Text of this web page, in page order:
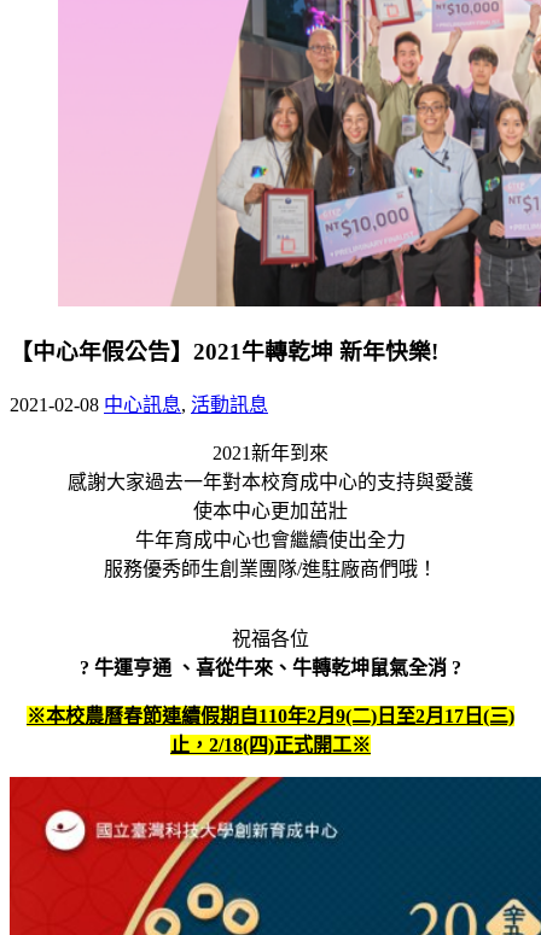
【中心年假公告】2021牛轉乾坤 新年快樂!
2021-02-08 中心訊息, 活動訊息
2021新年到來
感謝大家過去一年對本校育成中心的支持與愛護
使本中心更加茁壯
牛年育成中心也會繼續使出全力
服務優秀師生創業團隊/進駐廠商們哦！
祝福各位
? 牛運亨通 、喜從牛來、 牛轉乾坤鼠氣全消 ?
※本校農曆春節連續假期自110年2月9(二)日至2月17日(三)
止，2/18(四)正式開工※